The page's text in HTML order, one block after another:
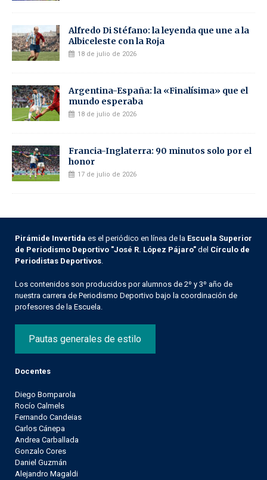
Alfredo Di Stéfano: la leyenda que une a la
Albiceleste con la Roja
18 de julio de 2026
Argentina-España: la «Finalísima» que el
mundo esperaba
18 de julio de 2026
Francia-Inglaterra: 90 minutos solo por el
honor
17 de julio de 2026
Pirámide Invertida es el periódico en línea de la Escuela Superior
de Periodismo Deportivo "José R. López Pájaro" del Círculo de
Periodistas Deportivos
Los contenidos son producidos por alumnos de 2º y 3º año de
nuestra carrera de Periodismo Deportivo bajo la coordinación de
profesores de la Escuela.
Pautas generales de estilo
Docentes
Diego Bomparola
Rocío Calmels
Fernando Candeias
Carlos Cánepa
Andrea Carballada
Gonzalo Cores
Daniel Guzmán
Alejandro Magaldi